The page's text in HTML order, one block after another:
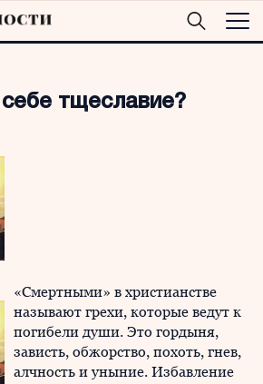
тщеславие?
«Смертными» в христианстве
называют грехи, которые ведут к
погибели души. Это гордыня,
зависть, обжорство, похоть, гнев,
алчность и уныние. Избавление